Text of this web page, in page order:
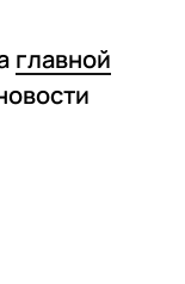
главной